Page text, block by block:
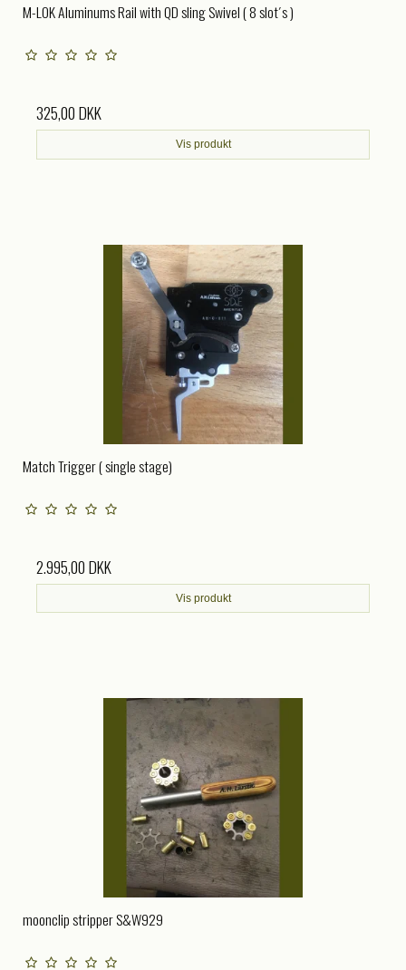
M-LOK Aluminums Rail with QD sling Swivel ( 8 slot´s )
325,00 DKK
Vis produkt
Match Trigger ( single stage)
2.995,00 DKK
Vis produkt
moonclip stripper S&W929